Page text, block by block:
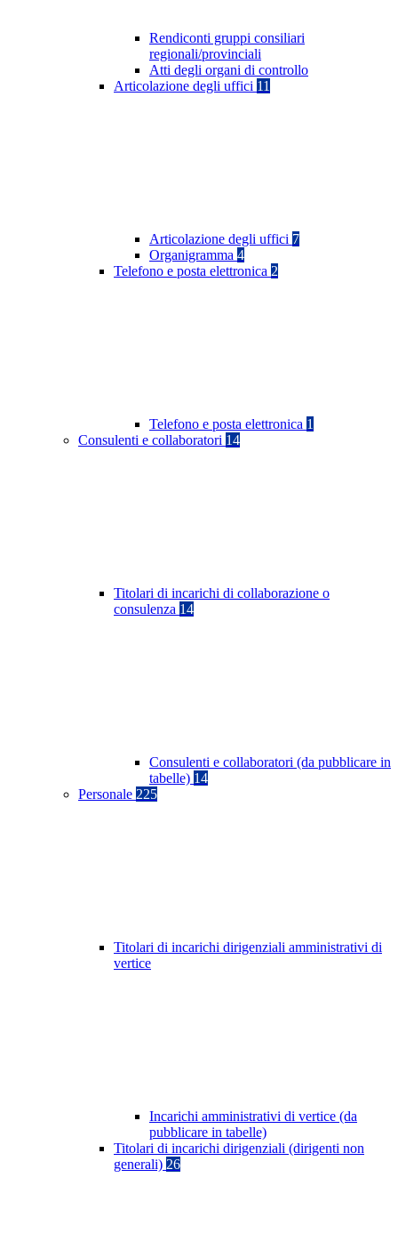
Rendiconti gruppi consiliari
regionali/provinciali
Atti degli organi di controllo
Articolazione degli uffici 11
Articolazione degli uffici 7
Organigramma 4
Telefono e posta elettronica 2
Telefono e posta elettronica 1
Consulenti e collaboratori 14
Titolari di incarichi di collaborazione o
consulenza 14
Consulenti e collaboratori (da pubblicare in
tabelle) 14
Personale 225
Titolari di incarichi dirigenziali amministrativi di
vertice
Incarichi amministrativi di vertice (da
pubblicare in tabelle)
Titolari di incarichi dirigenziali (dirigenti non
generali) 26